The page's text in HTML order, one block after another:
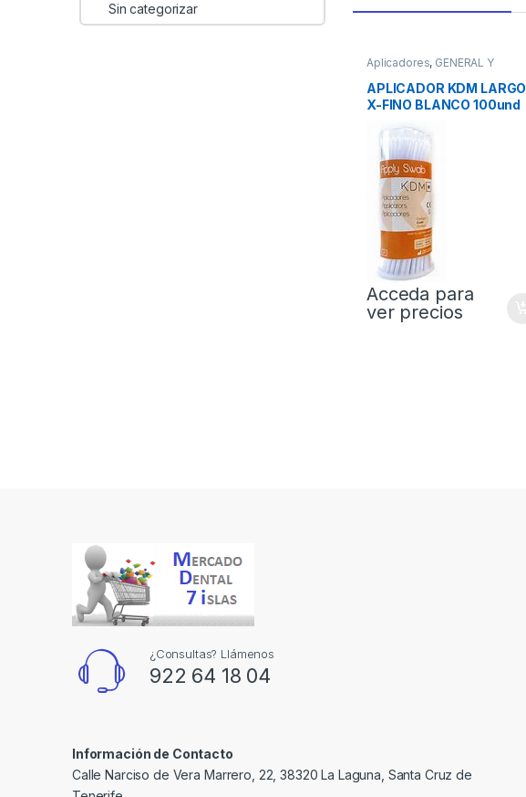
Aplicadores, GENERAL Y
CLINICA
APLICADOR KDM LARGO
X-FINO BLANCO 100und
Acceda para
ver precios
Sin categorizar
¿Consultas? Llámenos
922 64 18 04
Información de Contacto
Calle Narciso de Vera Marrero, 22, 38320 La Laguna, Santa Cruz de